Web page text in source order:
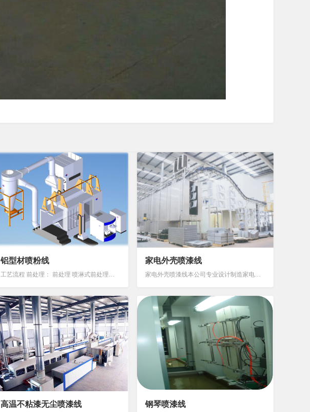
铝型材喷粉线
工艺流程 前处理： 前处理 喷淋式前处理概叙 棚体选用#不锈钢板及PP塑料板，平整美观，不变形、不漏水； 预除油滴水区底板采用耐酸碱316...
家电外壳喷漆线
家电外壳喷漆线本公司专业设计制造家电外壳喷涂线，广泛应用于电视、电话，电脑、电风扇等产品，提高产品表面喷涂质量，改装喷涂环境，降低喷涂成本。表面前处理概述表面前处理的常用设备是喷淋式、浸、喷联合式，其清洗原理是借助于化学反应来完成除油、磷化...
高温不粘漆无尘喷漆线 钢琴喷漆线